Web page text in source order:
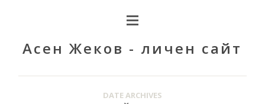
Асен Жеков - личен сайт
DATE ARCHIVES